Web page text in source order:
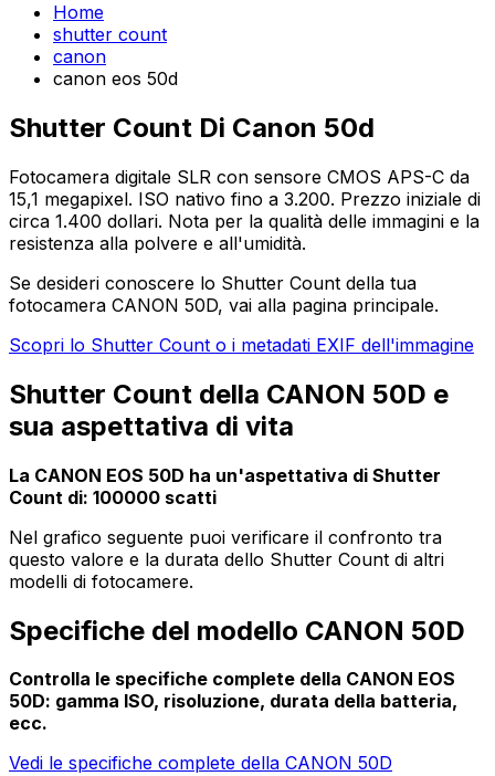
Home
shutter count
canon
canon eos 50d
Shutter Count Di Canon 50d
Fotocamera digitale SLR con sensore CMOS APS-C da
15,1 megapixel. ISO nativo fino a 3.200. Prezzo iniziale di
circa 1.400 dollari. Nota per la qualità delle immagini e la
resistenza alla polvere e all'umidità.
Se desideri conoscere lo Shutter Count della tua
fotocamera CANON 50D, vai alla pagina principale.
Scopri lo Shutter Count o i metadati EXIF dell'immagine
Shutter Count della CANON 50D e
sua aspettativa di vita
La CANON EOS 50D ha un'aspettativa di Shutter
Count di: 100000 scatti
Nel grafico seguente puoi verificare il confronto tra
questo valore e la durata dello Shutter Count di altri
modelli di fotocamere.
Specifiche del modello CANON 50D
Controlla le specifiche complete della CANON EOS
50D: gamma ISO, risoluzione, durata della batteria,
ecc.
Vedi le specifiche complete della CANON 50D